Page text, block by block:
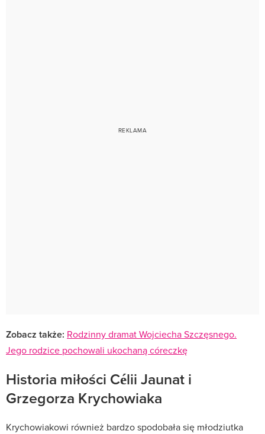
Zobacz także: Rodzinny dramat Wojciecha Szczęsnego.
Jego rodzice pochowali ukochaną córeczkę
Historia miłości Célii Jaunat i
Grzegorza Krychowiaka
Krychowiakowi również bardzo spodobała się młodziutka